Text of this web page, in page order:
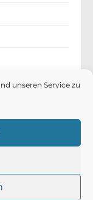
unseren Service zu